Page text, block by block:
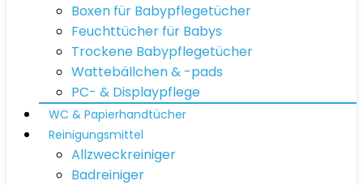
Boxen für Babypflegetücher
Feuchttücher für Babys
Trockene Babypflegetücher
Wattebällchen & -pads
PC- & Displaypflege
WC & Papierhandtücher
Reinigungsmittel
Allzweckreiniger
Badreiniger